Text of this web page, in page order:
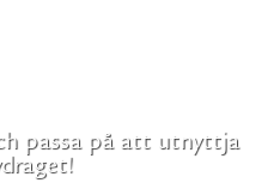
passa på att utnyttja